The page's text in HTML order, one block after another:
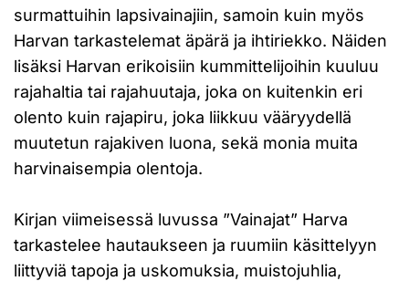
surmattuihin lapsivainajiin, samoin kuin myös
Harvan tarkastelemat äpärä ja ihtiriekko. Näiden
lisäksi Harvan erikoisiin kummittelijoihin kuuluu
rajahaltia tai rajahuutaja, joka on kuitenkin eri
olento kuin rajapiru, joka liikkuu vääryydellä
muutetun rajakiven luona, sekä monia muita
harvinaisempia olentoja.
Kirjan viimeisessä luvussa ”Vainajat” Harva
tarkastelee hautaukseen ja ruumiin käsittelyyn
liittyviä tapoja ja uskomuksia, muistojuhlia,